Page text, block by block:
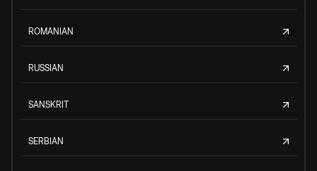
ROMANIAN
RUSSIAN
SANSKRIT
SERBIAN